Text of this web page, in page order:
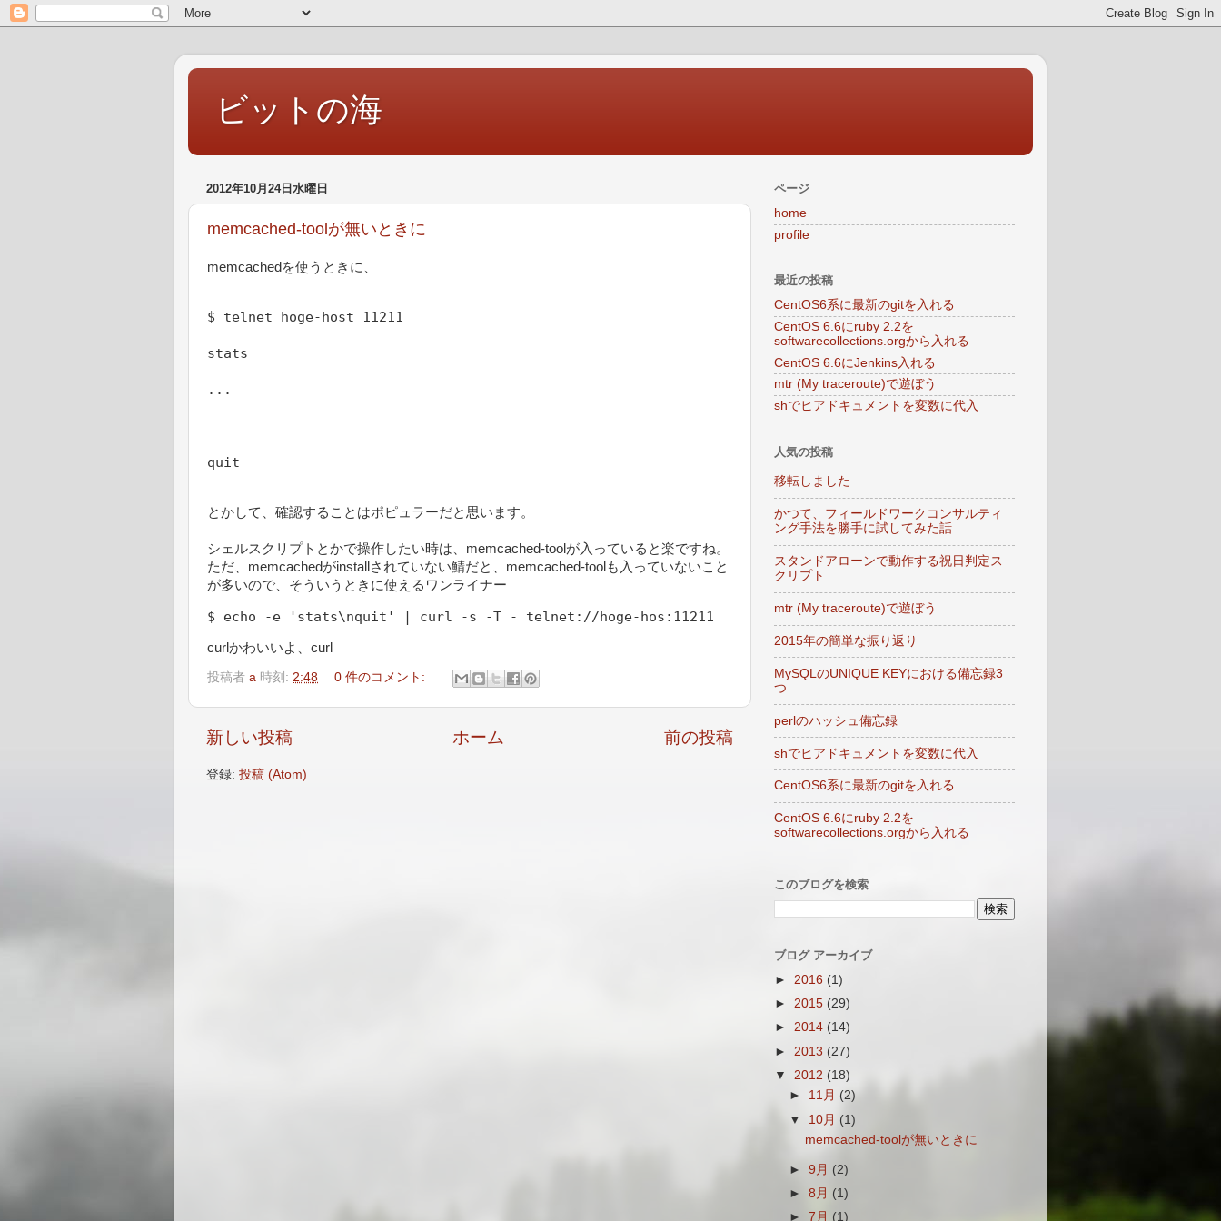
ビットの海
2012年10月24日水曜日
memcached-toolが無いときに
memcachedを使うときに、
$ telnet hoge-host 11211
stats
...
quit
とかして、確認することはポピュラーだと思います。
シェルスクリプトとかで操作したい時は、memcached-toolが入っていると楽ですね。
ただ、memcachedがinstallされていない鯖だと、memcached-toolも入っていないこと
が多いので、そういうときに使えるワンライナー
curlかわいいよ、curl
投稿者 a 時刻: 2:48 0 件のコメント:
新しい投稿 前の投稿
ホーム
登録: 投稿 (Atom)
ページ
home
profile
最近の投稿
CentOS6系に最新のgitを入れる
CentOS 6.6にruby 2.2を
softwarecollections.orgから入れる
CentOS 6.6にJenkins入れる
mtr (My traceroute)で遊ぼう
shでヒアドキュメントを変数に代入
人気の投稿
移転しました
かつて、フィールドワークコンサルティ
ング手法を勝手に試してみた話
スタンドアローンで動作する祝日判定ス
クリプト
mtr (My traceroute)で遊ぼう
2015年の簡単な振り返り
MySQLのUNIQUE KEYにおける備忘録3
つ
perlのハッシュ備忘録
shでヒアドキュメントを変数に代入
CentOS6系に最新のgitを入れる
CentOS 6.6にruby 2.2を
softwarecollections.orgから入れる
このブログを検索
ブログ アーカイブ
► 2016 (1)
► 2015 (29)
► 2014 (14)
► 2013 (27)
▼ 2012 (18)
► 11月 (2)
▼ 10月 (1)
memcached-toolが無いときに
►9月 (2)
►8月 (1)
►7月 (1)